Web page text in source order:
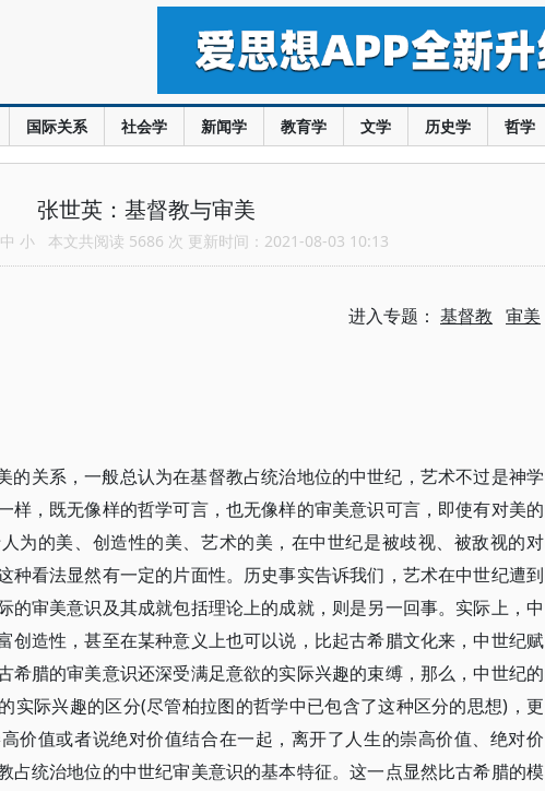
国际关系 社会学 新闻学 教育学 文学 历史学 哲学
张世英：基督教与审美
中 小 本文共阅读 5686 次 更新时间：2021-08-03 10:13
进入专题： 基督教 审美
的关系，一般总认为在基督教占统治地位的中世纪，艺术不过是神学
样，既无像样的哲学可言，也无像样的审美意识可言，即使有对美的
为的美、创造性的美、艺术的美，在中世纪是被歧视、被敌视的对
种看法显然有一定的片面性。历史事实告诉我们，艺术在中世纪遭到
的审美意识及其成就包括理论上的成就，则是另一回事。实际上，中
创造性，甚至在某种意义上也可以说，比起古希腊文化来，中世纪赋
希腊的审美意识还深受满足意欲的实际兴趣的束缚，那么，中世纪的
实际兴趣的区分(尽管柏拉图的哲学中已包含了这种区分的思想)，更
价值或者说绝对价值结合在一起，离开了人生的崇高价值、绝对价
占统治地位的中世纪审美意识的基本特征。这一点显然比古希腊的模